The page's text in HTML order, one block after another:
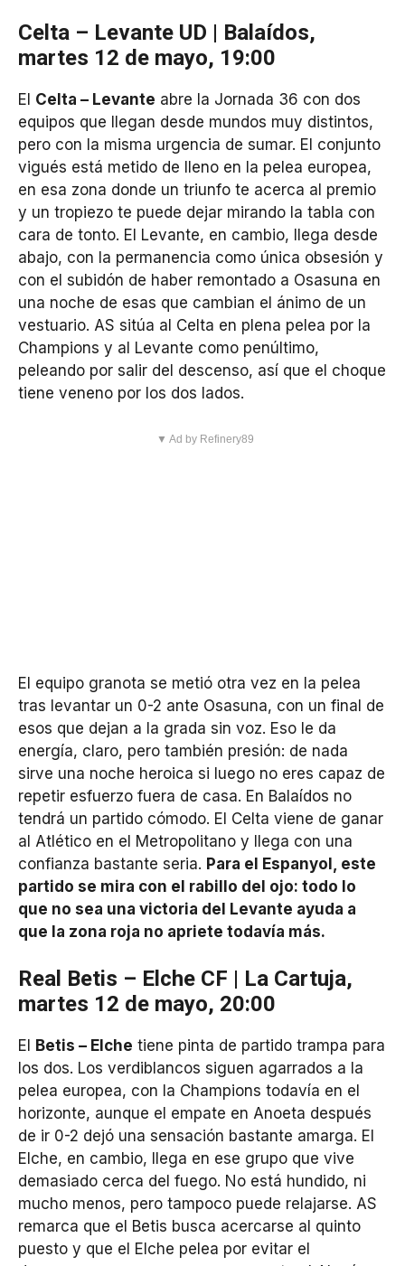
Celta – Levante UD | Balaídos,
martes 12 de mayo, 19:00
El Celta – Levante abre la Jornada 36 con dos
equipos que llegan desde mundos muy distintos,
pero con la misma urgencia de sumar. El conjunto
vigués está metido de lleno en la pelea europea,
en esa zona donde un triunfo te acerca al premio
y un tropiezo te puede dejar mirando la tabla con
cara de tonto. El Levante, en cambio, llega desde
abajo, con la permanencia como única obsesión y
con el subidón de haber remontado a Osasuna en
una noche de esas que cambian el ánimo de un
vestuario. AS sitúa al Celta en plena pelea por la
Champions y al Levante como penúltimo,
peleando por salir del descenso, así que el choque
tiene veneno por los dos lados.
▼ Ad by Refinery89
El equipo granota se metió otra vez en la pelea
tras levantar un 0-2 ante Osasuna, con un final de
esos que dejan a la grada sin voz. Eso le da
energía, claro, pero también presión: de nada
sirve una noche heroica si luego no eres capaz de
repetir esfuerzo fuera de casa. En Balaídos no
tendrá un partido cómodo. El Celta viene de ganar
al Atlético en el Metropolitano y llega con una
confianza bastante seria. Para el Espanyol, este
partido se mira con el rabillo del ojo: todo lo
que no sea una victoria del Levante ayuda a
que la zona roja no apriete todavía más.
Real Betis – Elche CF | La Cartuja,
martes 12 de mayo, 20:00
El Betis – Elche tiene pinta de partido trampa para
los dos. Los verdiblancos siguen agarrados a la
pelea europea, con la Champions todavía en el
horizonte, aunque el empate en Anoeta después
de ir 0-2 dejó una sensación bastante amarga. El
Elche, en cambio, llega en ese grupo que vive
demasiado cerca del fuego. No está hundido, ni
mucho menos, pero tampoco puede relajarse. AS
remarca que el Betis busca acercarse al quinto
puesto y que el Elche pelea por evitar el